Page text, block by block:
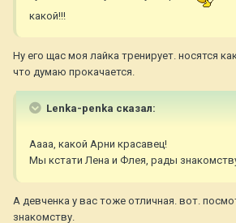
какой!!!
Ну его щас моя лайка тренирует. носятся
что думаю прокачается.
Lenka-penka сказал:
Аааа, какой Арни красавец!
Мы кстати Лена и Флея, рады
А девченка у вас тоже отличная. вот.
знакомству.